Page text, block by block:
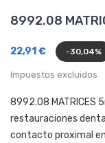
8992.08
22,91 € -30,04%
Impuestos excluidos
8992.08 MATRICES
restauraciones
contacto proximal